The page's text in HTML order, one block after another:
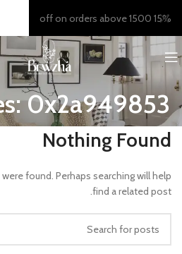
0x2a949853
Nothing Found
found. Perhaps searching will help
find a related post.
15% off on orders above 1500